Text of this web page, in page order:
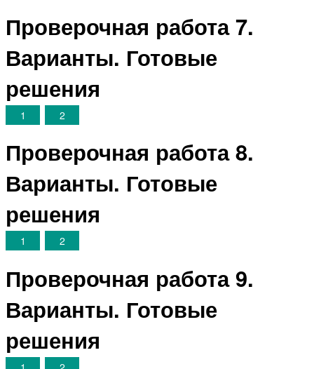
Проверочная работа 7.
Варианты. Готовые
решения
1 2
Проверочная работа 8.
Варианты. Готовые
решения
1 2
Проверочная работа 9.
Варианты. Готовые
решения